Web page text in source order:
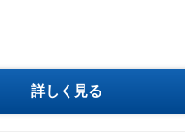
詳しく見る